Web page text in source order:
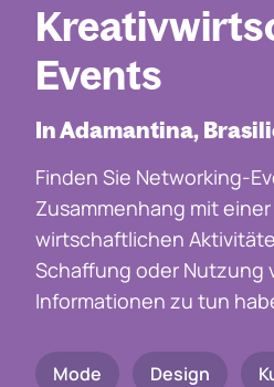
Events
In Adamantina,
Finden Sie Networking-
Zusammenhang mit
wirtschaftlichen
Schaffung oder Nutzung
Informationen zu tun
Mode Design